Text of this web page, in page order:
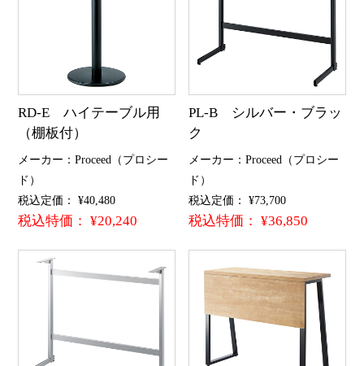
RD-E ハイテーブル用
（棚板付）
メーカー：Proceed（プロシー
ド）
税込定価： ¥40,480
税込特価： ¥20,240
PL-B シルバー・ブラッ
ク
メーカー：Proceed（プロシー
ド）
税込定価： ¥73,700
税込特価： ¥36,850